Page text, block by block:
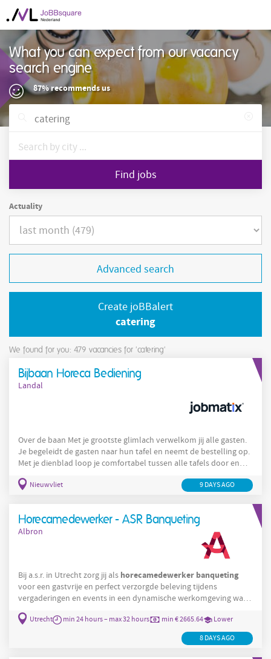
What you can expect from our vacancy
search engine
87% recommends us
Find jobs
Actuality
Advanced search
Create joBBalert
catering
We found for you: 479 vacancies for 'catering'
Bijbaan Horeca Bediening
Landal
Over de baan Met je grootste glimlach verwelkom jij alle gasten.
Je begeleidt de gasten naar hun tafel en neemt de bestelling op.
Met je dienblad loop je comfortabel tussen alle tafels door en
er iedere dag weer 200% voor. En wil je graag meer leren hoe je
hebben staan! Wat je gaat doen Kortom ga
Nieuwvliet 9 DAYS AGO
Horecamedewerker - ASR Banqueting
Albron
Bij a.s.r. in Utrecht zorg jij als horecamedewerker banqueting
voor een gastvrije en perfect verzorgde beleving tijdens
vergaderingen en events in een dynamische werkomgeving waar
Banquetingbij ASR in Utrecht zorg jij ervoor dat alles rondom
vergaderingen, events en lunchmomenten tot in de puntjes is
verzorgd. Jij werkt op een moderne, dynamische locatie waar
Utrecht min 24 hours – max 32 hours min € 2665.64 Lower
8 DAYS AGO